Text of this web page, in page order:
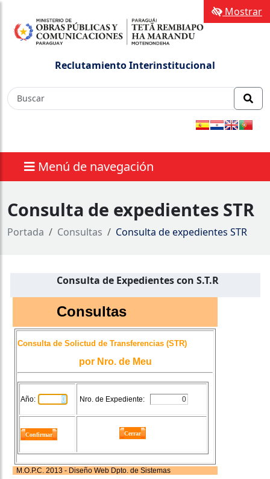
Reclutamiento Interinstitucional
Menú de navegación
Mostrar
Consulta de expedientes STR
Portada Consultas Consulta de expedientes STR
Consulta de Expedientes con S.T.R